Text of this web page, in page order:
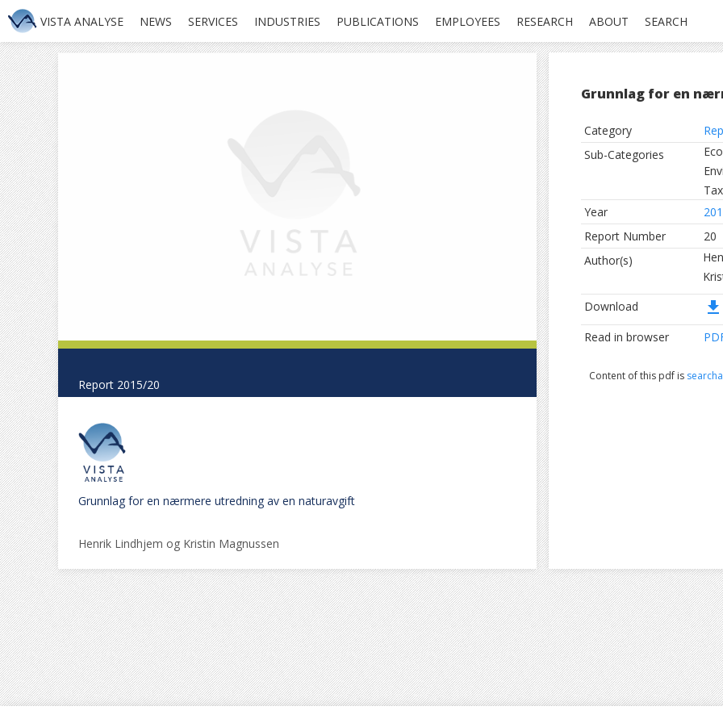
VISTA ANALYSE NEWS SERVICES INDUSTRIES PUBLICATIONS EMPLOYEES RESEARCH ABOUT SEARCH
Report 2015/20
Grunnlag for en nærmere utredning av en naturavgift
Henrik Lindhjem og Kristin Magnussen
Grunnlag for en
Category
Sub-Categories
Year
Report Number
20
Author(s)
Download
file_download
Read in browser
Content of this pdf is